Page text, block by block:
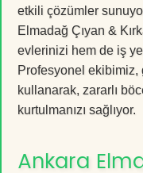
etkili çözümler
Elmadağ Çıyan &
evlerinizi hem de iş
Profesyonel
kullanarak, zararlı
kurtulmanızı sağlıyor.
Ankara